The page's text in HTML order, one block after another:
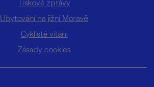
Tiskové zprávy
Ubytování na jižní Moravě
Cyklisté vítáni
Zásady cookies